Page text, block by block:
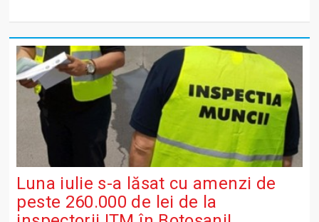
Luna iulie s-a lăsat cu amenzi de
peste 260.000 de lei de la